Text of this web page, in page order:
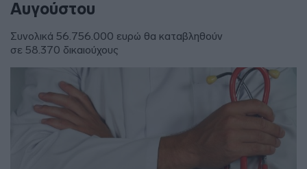
Αυγούστου
Συνολικά 56.756.000 ευρώ θα καταβληθούν
σε 58.370 δικαιούχους